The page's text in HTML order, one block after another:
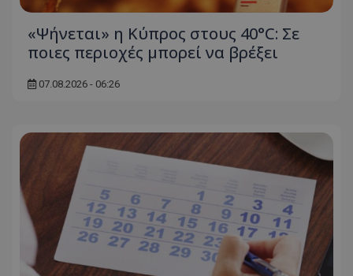
«Ψήνεται» η Κύπρος στους 40°C: Σε
ποιες περιοχές μπορεί να βρέξει
07.08.2026 - 06:26